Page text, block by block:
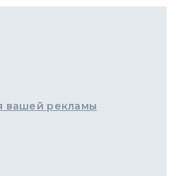
вашей рекламы